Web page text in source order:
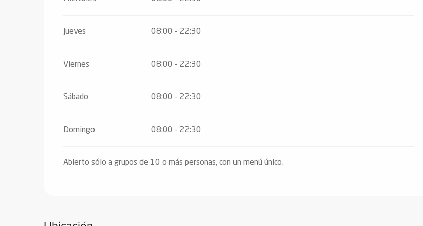
Jueves 08:00 - 22:30
Viernes 08:00 - 22:30
Sábado 08:00 - 22:30
Domingo 08:00 - 22:30
Abierto sólo a grupos de 10 o más personas, con un menú único.